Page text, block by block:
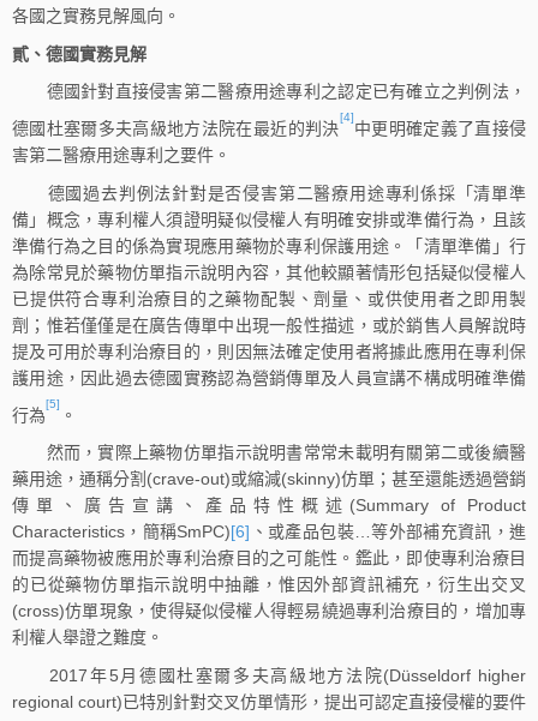
各國之實務見解風向。
貳、德國實務見解
德國針對直接侵害第二醫療用途專利之認定已有確立之判例法，
德國杜塞爾多夫高級地方法院在最近的判決
[4]
中更明確定義了直接侵
害第二醫療用途專利之要件。
德國過去判例法針對是否侵害第二醫療用途專利係採「清單準
備」概念，專利權人須證明疑似侵權人有明確安排或準備行為，且該
準備行為之目的係為實現應用藥物於專利保護用途。「清單準備」行
為除常見於藥物仿單指示說明內容，其他較顯著情形包括疑似侵權人
已提供符合專利治療目的之藥物配製、劑量、或供使用者之即用製
劑；惟若僅僅是在廣告傳單中出現一般性描述，或於銷售人員解說時
提及可用於專利治療目的，則因無法確定使用者將據此應用在專利保
護用途，因此過去德國實務認為營銷傳單及人員宣講不構成明確準備
行為
[5]
。
然而，實際上藥物仿單指示說明書常常未載明有關第二或後續醫
藥用途，通稱分割(crave-out)或縮減(skinny)仿單；甚至還能透過營銷
傳單、廣告宣講、產品特性概述(Summary of Product
Characteristics，簡稱SmPC)[6] 、或產品包裝…等外部補充資訊，進
而提高藥物被應用於專利治療目的之可能性。鑑此，即使專利治療目
的已從藥物仿單指示說明中抽離，惟因外部資訊補充，衍生出交叉
(cross)仿單現象，使得疑似侵權人得輕易繞過專利治療目的，增加專
利權人舉證之難度。
2017年5月德國杜塞爾多夫高級地方法院(Düsseldorf higher
regional court)已特別針對交叉仿單情形，提出可認定直接侵權的要件